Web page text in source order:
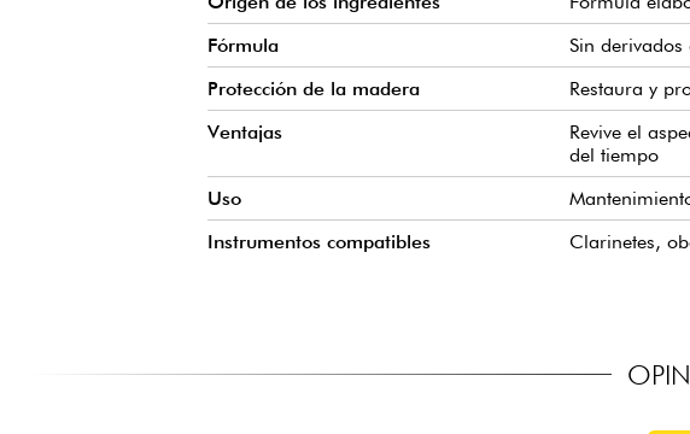
Fórmula
Sin
Protección de la madera
Restaura y
Ventajas
Revive el
del tiempo
Uso
Instrumentos compatibles
Clarinetes,